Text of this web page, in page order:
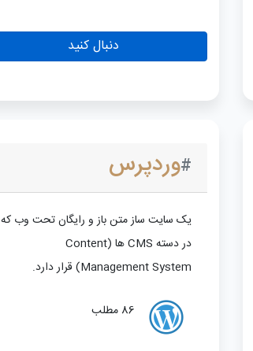
دنبال کنید
#وردپرس
یک سایت ساز متن باز و رایگان تحت وب که
در دسته CMS ها (Content
Management System) قرار دارد.
86 مطلب